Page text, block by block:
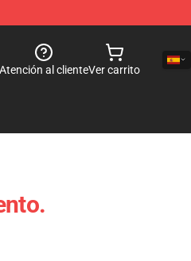
Atención al clienteVer carrito